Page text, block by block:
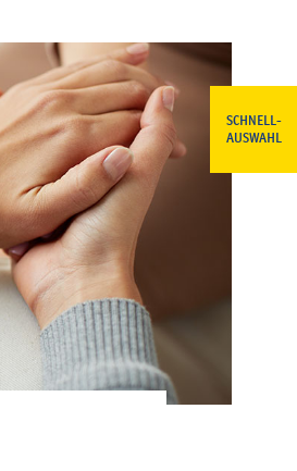
SCHNELL-
AUSWAHL